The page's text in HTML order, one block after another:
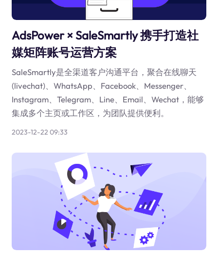
AdsPower × SaleSmartly 携手打造社
媒矩阵账号运营方案
SaleSmartly是全渠道客户沟通平台，聚合在线聊天
(livechat)、WhatsApp、Facebook、Messenger、
Instagram、Telegram、Line、Email、Wechat，能够
集成多个主页或工作区，为团队提供便利。
2023-12-22 09:33